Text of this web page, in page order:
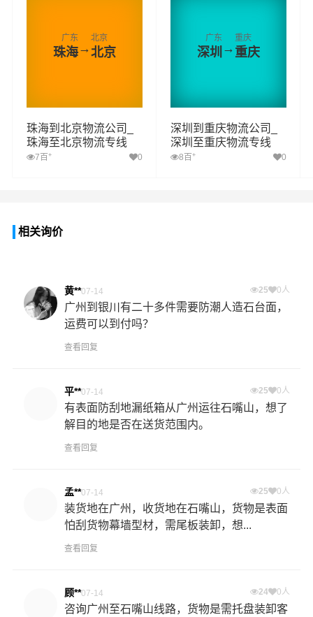
广东
珠海→
北京
北京
珠海到北京物流公司_
珠海至北京物流专线
7百 + 0
广东
深圳→
重庆
重庆
深圳到重庆物流公司_
深圳至重庆物流专线
8百 + 0
相关询价
黄**07-14 25 0人
广州到银川有二十多件需要防潮人造石台面，
运费可以到付吗？
查看回复
平**07-14 25 0人
有表面防刮地漏纸箱从广州运往石嘴山，想了
解目的地是否在送货范围内。
查看回复
孟**07-14 25 0人
装货地在广州，收货地在石嘴山，货物是表面
怕刮货物幕墙型材，需尾板装卸，想...
查看回复
顾**07-14 24 0人
咨询广州至石嘴山线路，货物是需托盘装卸客